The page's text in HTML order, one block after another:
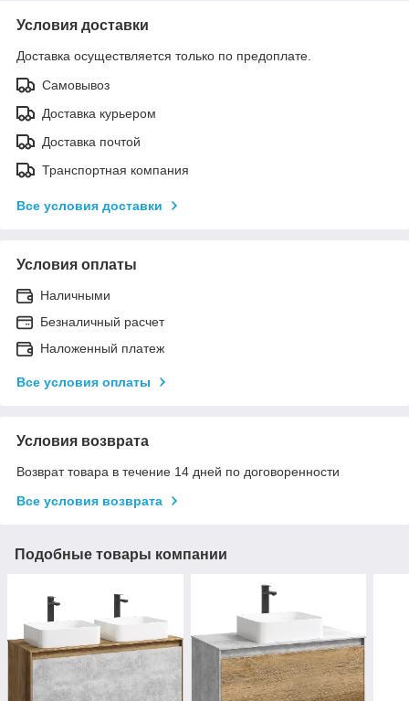
Условия доставки
Доставка осуществляется только по предоплате.
Самовывоз
Доставка курьером
Доставка почтой
Транспортная компания
Все условия доставки
Условия оплаты
Наличными
Безналичный расчет
Наложенный платеж
Все условия оплаты
Условия возврата
Возврат товара в течение 14 дней по договоренности
Все условия возврата
Подобные товары компании